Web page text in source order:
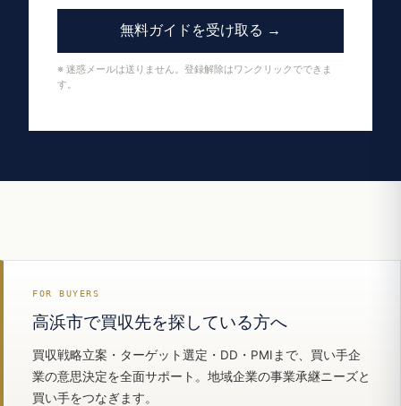
無料ガイドを受け取る →
※ 迷惑メールは送りません。登録解除はワンクリックでできま
す。
FOR BUYERS
高浜市で買収先を探している方へ
買収戦略立案・ターゲット選定・DD・PMIまで、買い手企
業の意思決定を全面サポート。地域企業の事業承継ニーズと
買い手をつなぎます。